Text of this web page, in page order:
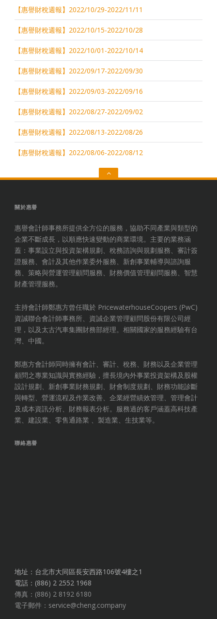
【惠譽財稅週報】2022/10/29-2022/11/11
【惠譽財稅週報】2022/10/15-2022/10/28
【惠譽財稅週報】2022/10/01-2022/10/14
【惠譽財稅週報】2022/09/17-2022/09/30
【惠譽財稅週報】2022/09/03-2022/09/16
【惠譽財稅週報】2022/08/27-2022/09/02
【惠譽財稅週報】2022/08/13-2022/08/26
【惠譽財稅週報】2022/08/06-2022/08/12
Go
關於惠譽
惠譽會計師事務所提供全方位的服務，協助不同產業與類型的
企業不斷成長，以順應快速變動的商業環境。主要的業務涵
蓋：事業設立與投資架構規劃、稅務諮詢與規劃服務、審計簽
證服務、會計及其他作業委外服務、新創事業輔導與諮詢服
務、策略與營運管理顧問服務、財務價值管理顧問服務、智慧
財產管理服務。
主持會計師鄭惠方曾任職於 PricewaterhouseCoopers (PwC)
資誠聯合會計師事務所、資誠企業管理顧問股份有限公司經
理，以及太古汽車集團財務部經理。相關國家的服務經驗有台
灣、中國。
鄭惠方會計師同時擁有會計、審計、稅務、財務以及企業管理
顧問之專業知識與實務經驗，擅長境內外事業投資架構及股權
設計規劃、新創事業財務規劃、財會制度規劃、財務功能診斷
與轉型、營運流程及作業改善、企業經營績效管理、管理會計
及成本資訊分析、財務報表分析。服務過的客戶涵蓋高科技產
業、建設業、零售通路業 、製造業、生技業等。
聯絡惠譽
地址：台北市大同區長安西路106號4樓之1
電話：(886) 2 2552 1968
傳真：(886) 2 8192 6180
電子郵件：service@cheng.company